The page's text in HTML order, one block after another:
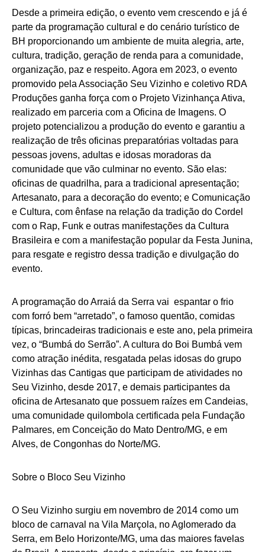
Desde a primeira edição, o evento vem crescendo e já é
parte da programação cultural e do cenário turístico de
BH proporcionando um ambiente de muita alegria, arte,
cultura, tradição, geração de renda para a comunidade,
organização, paz e respeito. Agora em 2023, o evento
promovido pela Associação Seu Vizinho e coletivo RDA
Produções ganha força com o Projeto Vizinhança Ativa,
realizado em parceria com a Oficina de Imagens. O
projeto potencializou a produção do evento e garantiu a
realização de três oficinas preparatórias voltadas para
pessoas jovens, adultas e idosas moradoras da
comunidade que vão culminar no evento. São elas:
oficinas de quadrilha, para a tradicional apresentação;
Artesanato, para a decoração do evento; e Comunicação
e Cultura, com ênfase na relação da tradição do Cordel
com o Rap, Funk e outras manifestações da Cultura
Brasileira e com a manifestação popular da Festa Junina,
para resgate e registro dessa tradição e divulgação do
evento.
A programação do Arraiá da Serra vai espantar o frio
com forró bem “arretado”, o famoso quentão, comidas
típicas, brincadeiras tradicionais e este ano, pela primeira
vez, o “Bumbá do Serrão”. A cultura do Boi Bumbá vem
como atração inédita, resgatada pelas idosas do grupo
Vizinhas das Cantigas que participam de atividades no
Seu Vizinho, desde 2017, e demais participantes da
oficina de Artesanato que possuem raízes em Candeias,
uma comunidade quilombola certificada pela Fundação
Palmares, em Conceição do Mato Dentro/MG, e em
Alves, de Congonhas do Norte/MG.
Sobre o Bloco Seu Vizinho
O Seu Vizinho surgiu em novembro de 2014 como um
bloco de carnaval na Vila Marçola, no Aglomerado da
Serra, em Belo Horizonte/MG, uma das maiores favelas